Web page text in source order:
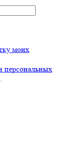
моих
персональных